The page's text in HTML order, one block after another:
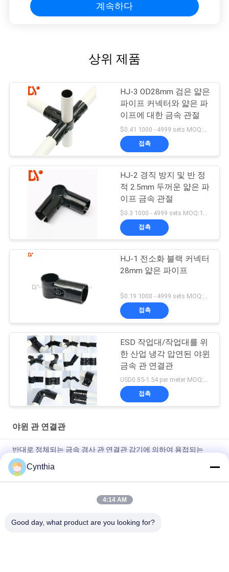
계속하다
상위 제품
HJ-3 OD28mm 검은 얇은
파이프 커넥터와 얇은 파
이프에 대한 금속 관절
접촉
HJ-2 경직 방지 및 반 정
적 2.5mm 두꺼운 얇은 파
이프 금속 관절
접촉
HJ-1 전소화 블랙 커넥터
28mm 얇은 파이프
$0.19 1000 - 4999 sets MOQ:1000
접촉
ESD 작업대/작업대를 위
한 산업 냉각 압연된 야윈
금속 관 연결관
USD0.85-1.54 per meter MOQ:600 미터
접촉
야윈 관 연결관
반대로 정체되는 금속 경사 관 연결관 감기에 의하여 용접되는
ISO9001 증명서
사무실 책상 체계를 위한 간격 2.3mm 금속 관 결합/관 선반 합동
반대로 공전 경사 관 연결관 감기는 벽이 두껍게를 위해 선을 조립
Cynthia
4:14 AM
Good day, what product are you looking for?